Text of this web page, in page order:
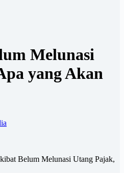
Melunasi
yang Akan
Belum Melunasi Utang Pajak,